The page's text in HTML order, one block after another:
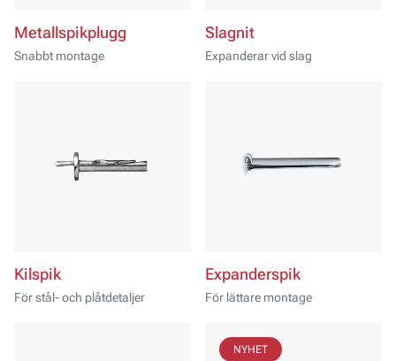
Metallspikplugg
Snabbt montage
Slagnit
Expanderar vid slag
Kilspik
För stål- och plåtdetaljer
Expanderspik
För lättare montage
NYHET